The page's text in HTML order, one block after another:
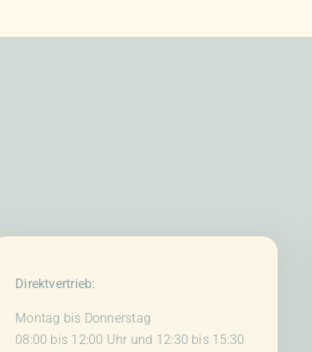
Direktvertrieb:
Montag bis Donnerstag
08:00 bis 12:00 Uhr und 12:30 bis 15:30